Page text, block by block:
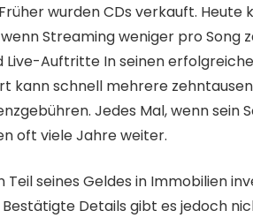
wurden CDs verkauft. Heute
Streaming weniger pro Song
Live-Auftritte In seinen
kann schnell mehrere
Jedes Mal, wenn sein
oft viele Jahre weiter.
Teil seines Geldes in Immobilien
Details gibt es jedoch